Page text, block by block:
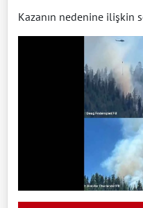
Kazanın nedenine ilişkin